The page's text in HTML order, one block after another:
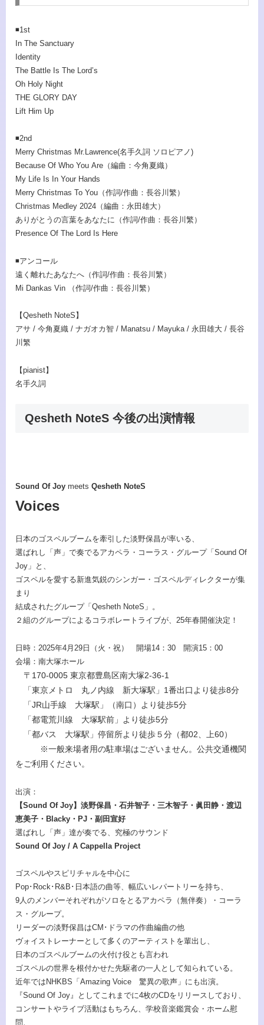
◾️1st
In The Sanctuary
Identity
The Battle Is The Lord’s
Oh Holy Night
THE GLORY DAY
Lift Him Up
◾️2nd
Merry Christmas Mr.Lawrence(名手久詞 ソロピアノ)
Because Of Who You Are（編曲：今角夏織）
My Life Is In Your Hands
Merry Christmas To You（作詞/作曲：長谷川繁）
Christmas Medley 2024（編曲：永田雄大）
ありがとうの言葉をあなたに（作詞/作曲：長谷川繁）
Presence Of The Lord Is Here
◾️アンコール
遠く離れたあなたへ（作詞/作曲：長谷川繁）
Mi Dankas Vin （作詞/作曲：長谷川繁）
【Qesheth NoteS】
アサ / 今角夏織 / ナガオカ智 / Manatsu / Mayuka / 永田雄大 / 長谷
川繁
【pianist】
名手久詞
Qesheth NoteS 今後の出演情報
Sound Of Joy meets Qesheth NoteS
Voices
日本のゴスペルブームを牽引した淡野保昌が率いる、
選ばれし「声」で奏でるアカペラ・コーラス・グループ「Sound Of
Joy」と、
ゴスペルを愛する新進気鋭のシンガー・ゴスペルディレクターが集
まり
結成されたグループ「Qesheth NoteS」。
２組のグループによるコラボレートライブが、25年春開催決定！
日時：2025年4月29日（火・祝） 開場14：30 開演15：00
会場：南大塚ホール
〒170-0005 東京都豊島区南大塚2-36-1
「東京メトロ 丸ノ内線 新大塚駅」1番出口より徒歩8分
「JR山手線 大塚駅」（南口）より徒歩5分
「都電荒川線 大塚駅前」より徒歩5分
「都バス 大塚駅」停留所より徒歩５分（都02、上60）
※一般来場者用の駐車場はございません。公共交通機関
をご利用ください。
出演：
【Sound Of Joy】淡野保昌・石井智子・三木智子・眞田静・渡辺
恵美子・Blacky・PJ・副田宣好
選ばれし「声」達が奏でる、究極のサウンド
Sound Of Joy / A Cappella Project
ゴスペルやスピリチャルを中心に
Pop･Rock･R&B･日本語の曲等、幅広いレパートリーを持ち、
9人のメンバーそれぞれがソロをとるアカペラ（無伴奏）・コーラ
ス・グループ。
リーダーの淡野保昌はCM･ドラマの作曲編曲の他
ヴォイストレーナーとして多くのアーティストを輩出し、
日本のゴスペルブームの火付け役とも言われ
ゴスペルの世界を根付かせた先駆者の一人として知られている。
近年ではNHKBS「Amazing Voice 驚異の歌声」にも出演。
『Sound Of Joy』としてこれまでに4枚のCDをリリースしており、
コンサートやライブ活動はもちろん、学校音楽鑑賞会・ホーム慰
問、